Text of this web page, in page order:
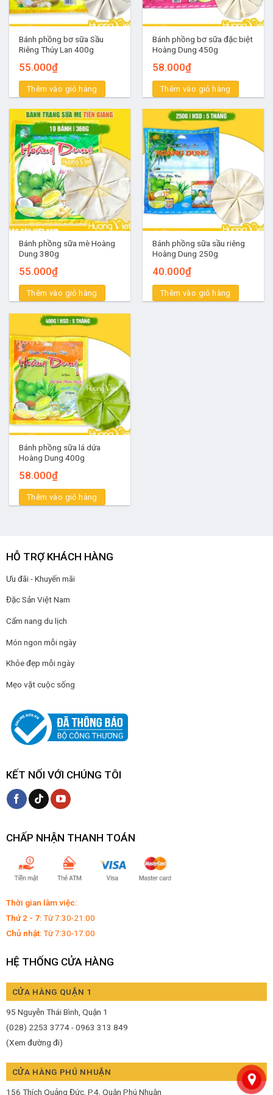
Bánh phồng bơ sữa Sầu
Riêng Thúy Lan 400g
55.000₫
Thêm vào giỏ hàng
Bánh phồng bơ sữa đặc biệt
Hoàng Dung 450g
58.000₫
Thêm vào giỏ hàng
Bánh phồng sữa mè Hoàng
Dung 380g
55.000₫
Thêm vào giỏ hàng
Bánh phồng sữa sầu riêng
Hoàng Dung 250g
40.000₫
Thêm vào giỏ hàng
Bánh phồng sữa lá dứa
Hoàng Dung 400g
58.000₫
Thêm vào giỏ hàng
HỖ TRỢ KHÁCH HÀNG
Ưu đãi - Khuyến mãi
Đặc Sản Việt Nam
Cẩm nang du lịch
Món ngon mỗi ngày
Khỏe đẹp mỗi ngày
Mẹo vặt cuộc sống
KẾT NỐI VỚI CHÚNG TÔI
CHẤP NHẬN THANH TOÁN
Thời gian làm việc:
Thứ 2 - 7:Từ 7:30-21:00
Chủ nhật:Từ 7:30-17:00
HỆ THỐNG CỬA HÀNG
CỬA HÀNG QUẬN 1
95 Nguyễn Thái Bình, Quận 1
(028) 2253 3774 - 0963 313 849
(Xem đường đi)
CỬA HÀNG PHÚ NHUẬN
156 Thích Quảng Đức, P.4, Quận Phú Nhuận